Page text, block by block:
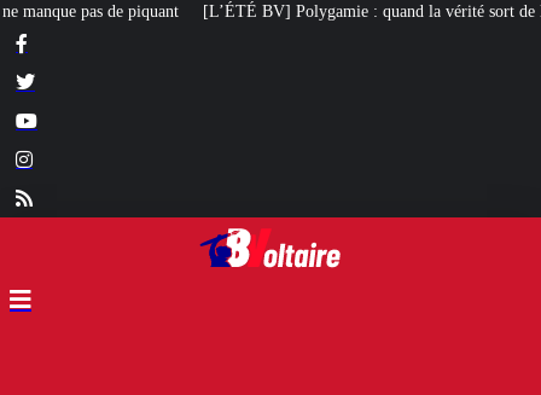
BV] Polygamie : quand la vérité sort de la bouche d’une militante LFI